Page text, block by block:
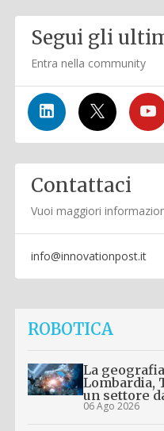
Segui gli
Entra nella community
Contattaci
Vuoi maggiori
info@innovationpost.it
ROBOTICA
La
Lombardia,
un settore
06 Ago 2026